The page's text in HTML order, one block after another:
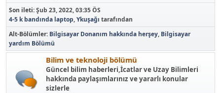
Son ileti:Şub 23, 2022, 03:35 ÖS
4-5 k bandında laptop,Ykuşağı tarafından
Alt-Bölümler Bilgisayar Donanım hakkında herşey Bilgisayar
yardım Bölümü
Bilim ve teknoloji bölümü
Güncel bilim haberleri,İcatlar ve Uzay Bilimleri
hakkında paylaşımlarınız ve yararlı konular
sizlerle